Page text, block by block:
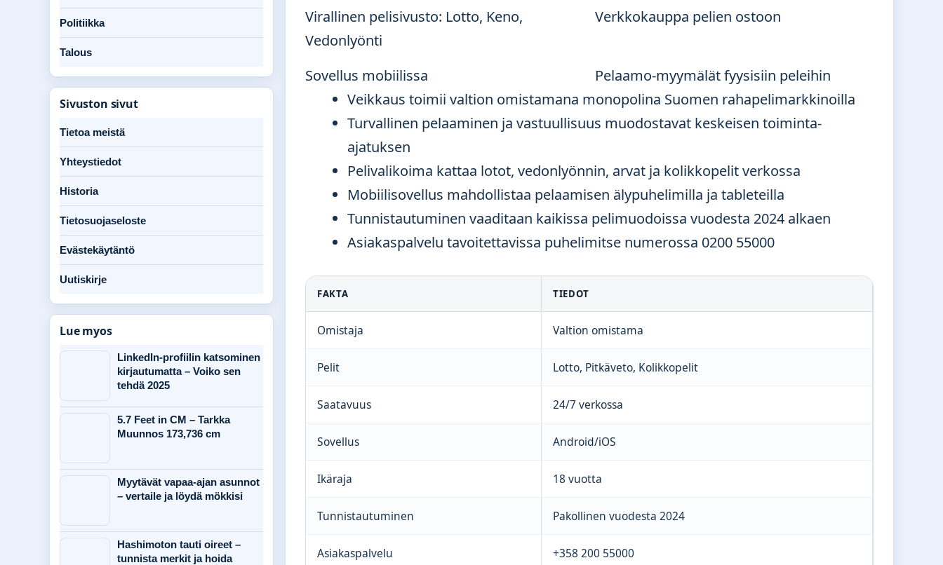
Virallinen pelisivusto: Lotto, Keno,
Vedonlyönti
Verkkokauppa pelien ostoon
Sovellus mobiilissa
Pelaamo-myymälät fyysisiin peleihin
Veikkaus toimii valtion omistamana monopolina Suomen rahapelimarkkinoilla
Turvallinen pelaaminen ja vastuullisuus muodostavat keskeisen toiminta-
ajatuksen
Pelivalikoima kattaa lotot, vedonlyönnin, arvat ja kolikkopelit verkossa
Mobiilisovellus mahdollistaa pelaamisen älypuhelimilla ja tableteilla
Tunnistautuminen vaaditaan kaikissa pelimuodoissa vuodesta 2024 alkaen
Asiakaspalvelu tavoitettavissa puhelimitse numerossa 0200 55000
FAKTA TIEDOT
Omistaja Valtion omistama
Pelit Lotto, Pitkäveto, Kolikkopelit
Saatavuus 24/7 verkossa
Sovellus Android/iOS
Ikäraja 18 vuotta
Tunnistautuminen Pakollinen vuodesta 2024
Asiakaspalvelu +358 200 55000
Politiikka
Talous
Sivuston sivut
Tietoa meistä
Yhteystiedot
Historia
Tietosuojaseloste
Evästekäytäntö
Uutiskirje
Lue myos
LinkedIn-profiilin katsominen
kirjautumatta – Voiko sen
tehdä 2025
5.7 Feet in CM – Tarkka
Muunnos 173,736 cm
Myytävät vapaa-ajan asunnot
– vertaile ja löydä mökkisi
Hashimoton tauti oireet –
tunnista merkit ja hoida